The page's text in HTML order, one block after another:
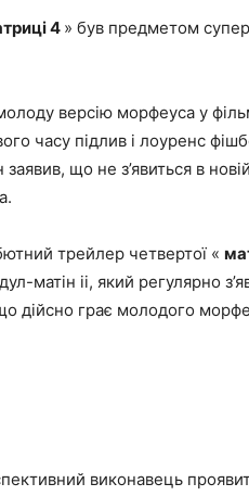
4 » був предметом
версію морфеуса у
часу підлив і лоуренс
що не з’явиться в
трейлер четвертої «
матін ii, який регулярно
дійсно грає молодого
виконавець